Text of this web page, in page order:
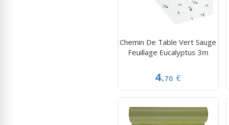
Chemin De Table Vert Sauge
Feuillage Eucalyptus 3m
4.70 €